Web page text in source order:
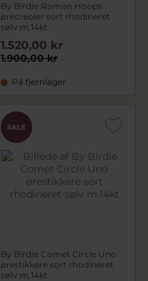
By Birdie Roman Hoops
ørecreoler sort rhodineret
sølv m.14kt
1.900,00 kr
1.520,00 kr
På fjernlager
SALE
By Birdie Comet Circle Uno
ørestikkere sort rhodineret
sølv m.14kt